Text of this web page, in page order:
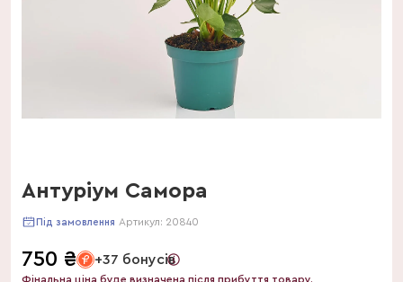
Антуріум Самора
Під замовлення Артикул: 20840
750 ₴ +37 бонусів
Фінальна ціна буде визначена після прибуття товару.